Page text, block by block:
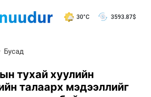
30°C 3593.87$
Бусад
тухай хуулийн
талаарх мэдээллийг